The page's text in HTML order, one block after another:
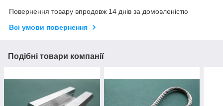
Повернення товару впродовж 14 днів за домовленістю
Всі умови повернення
Подібні товари компанії